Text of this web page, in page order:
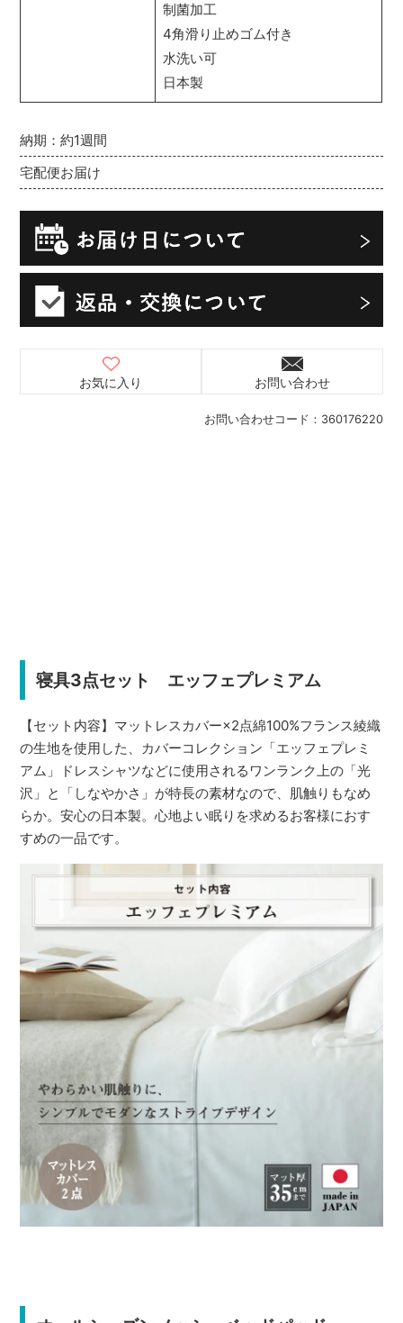
お問い合わせコード： 360176220
納期：約1週間
宅配便お届け
お気に入り お問い合わせ
寝具3点セット エッフェプレミアム
【セット内容】マットレスカバー×2点綿100%フランス綾織
の生地を使用した、カバーコレクション「エッフェプレミ
アム」ドレスシャツなどに使用されるワンランク上の「光
沢」と「しなやかさ」が特長の素材なので、肌触りもなめ
らか。安心の日本製。心地よい眠りを求めるお客様におす
すめの一品です。
制菌加工
4角滑り止めゴム付き
水洗い可
日本製